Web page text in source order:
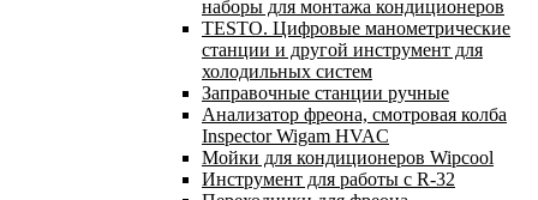
наборы для монтажа кондиционеров
TESTO. Цифровые манометрические
станции и другой инструмент для
холодильных систем
Заправочные станции ручные
Анализатор фреона, смотровая колба
Inspector Wigam HVAC
Мойки для кондиционеров Wipcool
Инструмент для работы с R-32